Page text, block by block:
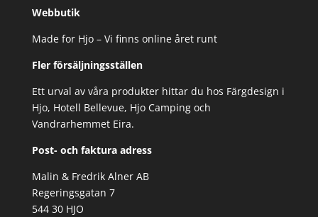
Webbutik
Made for Hjo – Vi finns online året runt
Fler försäljningsställen
Ett urval av våra produkter hittar du hos Färgdesign i
Hjo, Hotell Bellevue, Hjo Camping och
Vandrarhemmet Eira.
Post- och faktura adress
Malin & Fredrik Alner AB
Regeringsgatan 7
544 30 HJO